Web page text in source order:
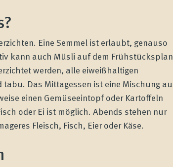
Eine Semmel ist erlaubt, genauso
kann auch Müsli auf dem Frühstücksplan
werden, alle eiweißhaltigen
Das Mittagessen ist eine Mischung
einen Gemüseeintopf oder Kartoffeln
oder Ei ist möglich. Abends stehen nur
Fleisch, Fisch, Eier oder Käse.